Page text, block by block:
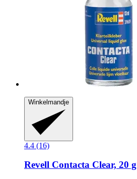
Winkelmandje
4.4 (16)
Revell Contacta Clear, 20 g